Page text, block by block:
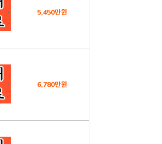
5,450만원
6,780만원